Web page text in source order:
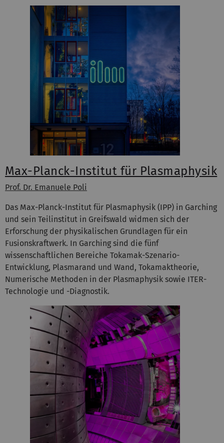
Max-Planck-Institut für Plasmaphysik
Prof. Dr. Emanuele Poli
Das Max-Planck-Institut für Plasmaphysik (IPP) in Garching
und sein Teilinstitut in Greifswald widmen sich der
Erforschung der physikalischen Grundlagen für ein
Fusionskraftwerk. In Garching sind die fünf
wissenschaftlichen Bereiche Tokamak-Szenario-
Entwicklung, Plasmarand und Wand, Tokamaktheorie,
Numerische Methoden in der Plasmaphysik sowie ITER-
Technologie und -Diagnostik.